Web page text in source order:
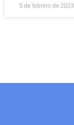
5 de febrero de 2023